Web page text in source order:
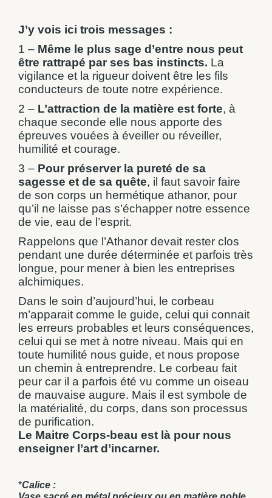
J’y vois ici trois messages :
1 – Même le plus sage d’entre nous peut
être rattrapé par ses bas instincts. La
vigilance et la rigueur doivent être les fils
conducteurs de toute notre expérience.
2 – L’attraction de la matière est forte, à
chaque seconde elle nous apporte des
épreuves vouées à éveiller ou réveiller,
humilité et courage.
3 – Pour préserver la pureté de sa
sagesse et de sa quête, il faut savoir faire
de son corps un hermétique athanor, pour
qu’il ne laisse pas s’échapper notre essence
de vie, eau de l’esprit.
Rappelons que l’Athanor devait rester clos
pendant une durée déterminée et parfois très
longue, pour mener à bien les entreprises
alchimiques.
Dans le soin d’aujourd’hui, le corbeau
m’apparait comme le guide, celui qui connait
les erreurs probables et leurs conséquences,
celui qui se met à notre niveau. Mais qui en
toute humilité nous guide, et nous propose
un chemin à entreprendre. Le corbeau fait
peur car il a parfois été vu comme un oiseau
de mauvaise augure. Mais il est symbole de
la matérialité, du corps, dans son processus
de purification.
Le Maitre Corps-beau est là pour nous
enseigner l’art d’incarner.
*Calice :